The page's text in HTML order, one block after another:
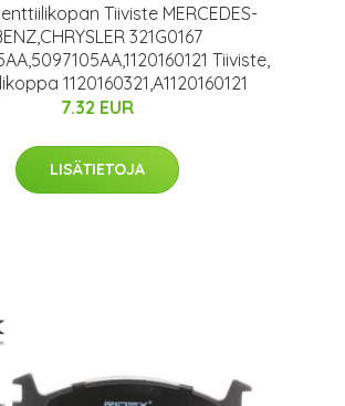
Tiiviste MERCEDES-
321G0167
Tiiviste,
1120160321,A1120160121
7.32 EUR
LISÄTIETOJA